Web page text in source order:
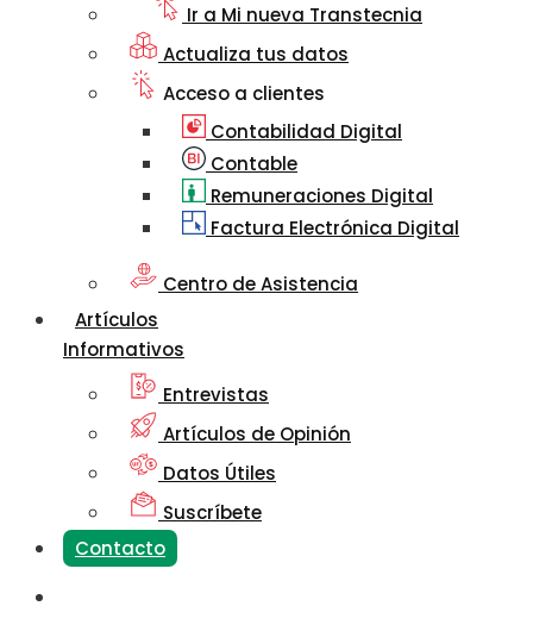
Ir a Mi nueva Transtecnia
Actualiza tus datos
Acceso a clientes
Contabilidad Digital
Contable
Remuneraciones Digital
Factura Electrónica Digital
Centro de Asistencia
Artículos
Informativos
Entrevistas
Artículos de Opinión
Datos Útiles
Suscríbete
Contacto